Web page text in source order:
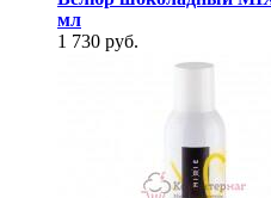
мл
1 730 руб.